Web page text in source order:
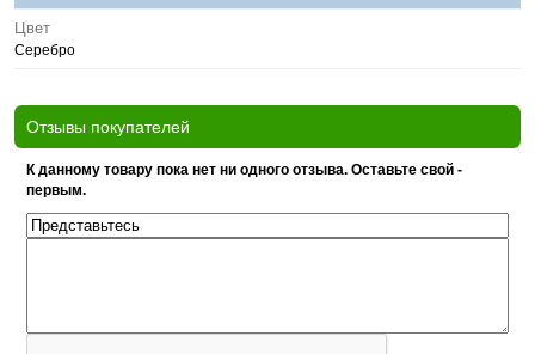
Цвет
Серебро
Отзывы покупателей
К данному товару пока нет ни одного отзыва. Оставьте свой -
первым.